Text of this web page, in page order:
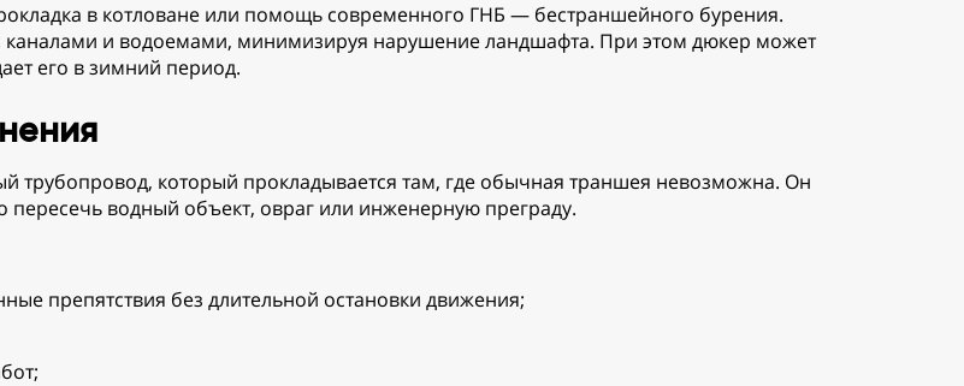
в котловане или помощь современного ГНБ — бестраншейного бурения.
каналами и водоемами, минимизируя нарушение ландшафта. При этом дюкер может
его в зимний период.
который прокладывается там, где обычная траншея невозможна. Он
водный объект, овраг или инженерную преграду.
препятствия без длительной остановки движения;